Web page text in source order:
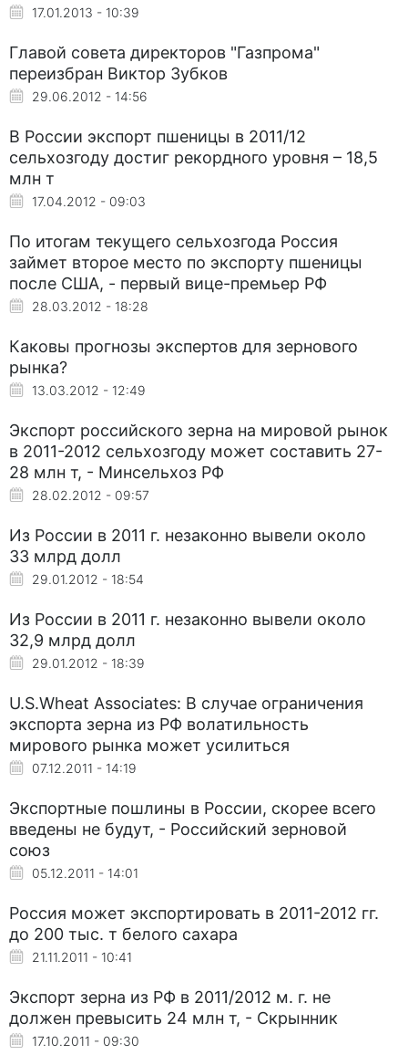
17.01.2013 - 10:39
Главой совета директоров "Газпрома"
переизбран Виктор Зубков
29.06.2012 - 14:56
В России экспорт пшеницы в 2011/12
сельхозгоду достиг рекордного уровня – 18,5
млн т
17.04.2012 - 09:03
По итогам текущего сельхозгода Россия
займет второе место по экспорту пшеницы
после США, - первый вице-премьер РФ
28.03.2012 - 18:28
Каковы прогнозы экспертов для зернового
рынка?
13.03.2012 - 12:49
Экспорт российского зерна на мировой рынок
в 2011-2012 сельхозгоду может составить 27-
28 млн т, - Минсельхоз РФ
28.02.2012 - 09:57
Из России в 2011 г. незаконно вывели около
33 млрд долл
29.01.2012 - 18:54
Из России в 2011 г. незаконно вывели около
32,9 млрд долл
29.01.2012 - 18:39
U.S.Wheat Associates: В случае ограничения
экспорта зерна из РФ волатильность
мирового рынка может усилиться
07.12.2011 - 14:19
Экспортные пошлины в России, скорее всего
введены не будут, - Российский зерновой
союз
05.12.2011 - 14:01
Россия может экспортировать в 2011-2012 гг.
до 200 тыс. т белого сахара
21.11.2011 - 10:41
Экспорт зерна из РФ в 2011/2012 м. г. не
должен превысить 24 млн т, - Скрынник
17.10.2011 - 09:30